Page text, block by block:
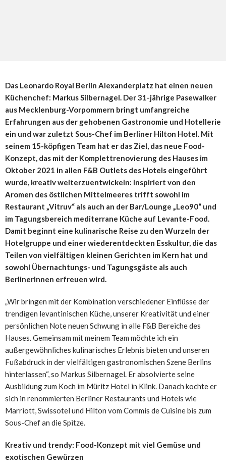
Das Leonardo Royal Berlin Alexanderplatz hat einen neuen
Küchenchef: Markus Silbernagel. Der 31-jährige Pasewalker
aus Mecklenburg-Vorpommern bringt umfangreiche
Erfahrungen aus der gehobenen Gastronomie und Hotellerie
ein und war zuletzt Sous-Chef im Berliner Hilton Hotel. Mit
seinem 15-köpfigen Team hat er das Ziel, das neue Food-
Konzept, das mit der Komplettrenovierung des Hauses im
Oktober 2021 in allen F&B Outlets des Hotels eingeführt
wurde, kreativ weiterzuentwickeln: Inspiriert von den
Aromen des östlichen Mittelmeeres trifft sowohl im
Restaurant „Vitruv“ als auch an der Bar/Lounge „Leo90“ und
im Tagungsbereich mediterrane Küche auf Levante-Food.
Damit beginnt eine kulinarische Reise zu den Wurzeln der
Hotelgruppe und einer wiederentdeckten Esskultur, die das
Teilen von vielfältigen kleinen Gerichten im Kern hat und
sowohl Übernachtungs- und Tagungsgäste als auch
BerlinerInnen erfreuen wird.
„Wir bringen mit der Kombination verschiedener Einflüsse der
trendigen levantinischen Küche, unserer Kreativität und einer
persönlichen Note neuen Schwung in alle F&B Bereiche des
Hauses. Gemeinsam mit meinem Team möchte ich ein
außergewöhnliches kulinarisches Erlebnis bieten und unseren
Fußabdruck in der vielfältigen gastronomischen Szene Berlins
hinterlassen“, so Markus Silbernagel. Er absolvierte seine
Ausbildung zum Koch im Müritz Hotel in Klink. Danach kochte er
sich in renommierten Berliner Restaurants und Hotels wie
Marriott, Swissotel und Hilton vom Commis de Cuisine bis zum
Sous-Chef an die Spitze.
Kreativ und trendy: Food-Konzept mit viel Gemüse und
exotischen Gewürzen